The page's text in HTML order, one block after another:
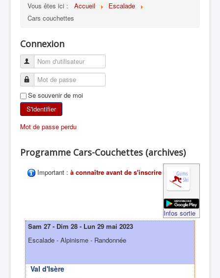
TOUT SUR LE GUMS
ESCALADE
ALPINISME
SKI DE RANDONNÉE
Vous êtes ici : Accueil
Escalade
Cars couchettes
Connexion
Se souvenir de moi
S'identifier
Mot de passe perdu
Programme Cars-Couchettes (archives)
Infos sortie
Important : à connaître avant de s'inscrire
Sam 27 - Dim 28 - Lun 29 mai 2023
Escalade - Alpinisme - Randonnée
Val d'Isère